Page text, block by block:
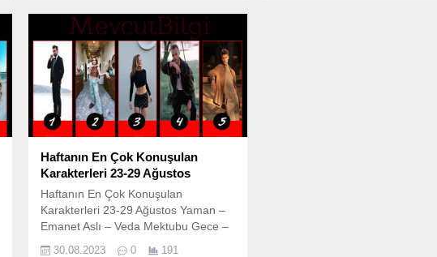
Haftanın En Çok Konuşulan
Karakterleri 23-29 Ağustos
Haftanın En Çok Konuşulan
Karakterleri 23-29 Ağustos Yaman –
Emanet Aslı – Veda Mektubu Gece –
30.08.2023 0 191